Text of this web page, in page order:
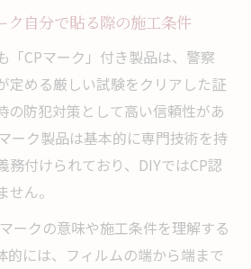
ク自分で貼る際の施工条件
「CPマーク」付き製品は、警察
定める厳しい試験をクリアした証
の防犯対策として高い信頼性があ
ーク製品は基本的に専門技術を持
務付けられており、DIYではCP認
ん。
ークの意味や施工条件を理解する
的には、フィルムの端から端まで